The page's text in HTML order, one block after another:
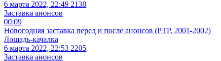
6 марта 2022, 22:49 2138
Заставка анонсов
00:09
Новогодняя заставка перед и после анонсов (РТР, 2001-2002)
Лошадь-качалка
6 марта 2022, 22:53 2205
Заставка анонсов